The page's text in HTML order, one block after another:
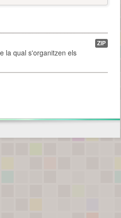
la qual s'organitzen els
ZIP